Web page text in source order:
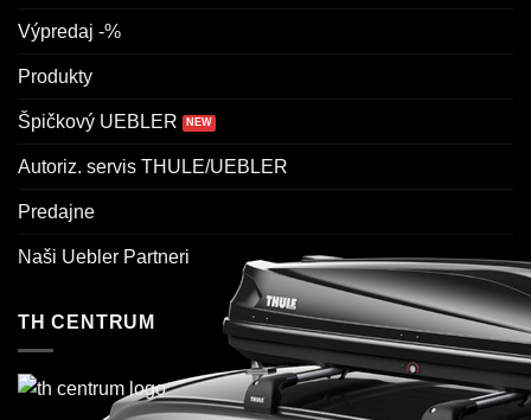
Výpredaj -%
Produkty
Špičkový UEBLER
Autoriz. servis THULE/UEBLER
Predajne
Naši Uebler Partneri
TH CENTRUM